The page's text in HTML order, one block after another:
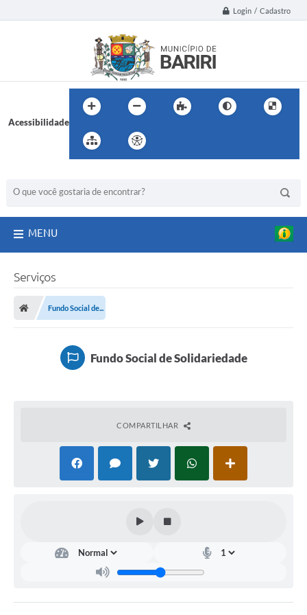
Login / Cadastro
Acessibilidade
MENU
Serviços
Fundo Social de...
Fundo Social de Solidariedade
COMPARTILHAR